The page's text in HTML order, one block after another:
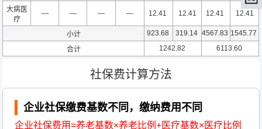
大病医
疗
— — — — 12.41 12.41 12.41 12.41
小计 923.68 319.14 4567.83 1545.77
合计
1242.82 6113.60
社保费计算方法
企业社保缴费基数不同，缴纳费用不同
企业社保费用=养老基数×养老比例+医疗基数×医疗比例